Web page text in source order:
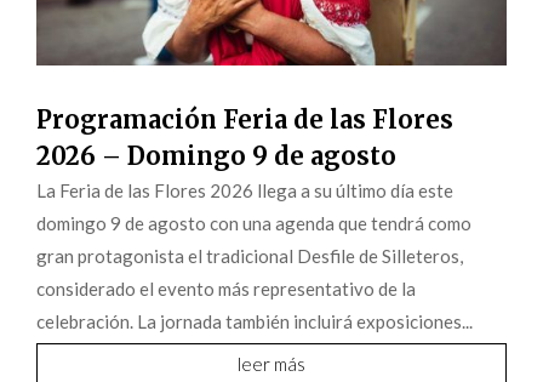
Programación Feria de las Flores
2026 – Domingo 9 de agosto
La Feria de las Flores 2026 llega a su último día este
domingo 9 de agosto con una agenda que tendrá como
gran protagonista el tradicional Desfile de Silleteros,
considerado el evento más representativo de la
celebración. La jornada también incluirá exposiciones...
leer más